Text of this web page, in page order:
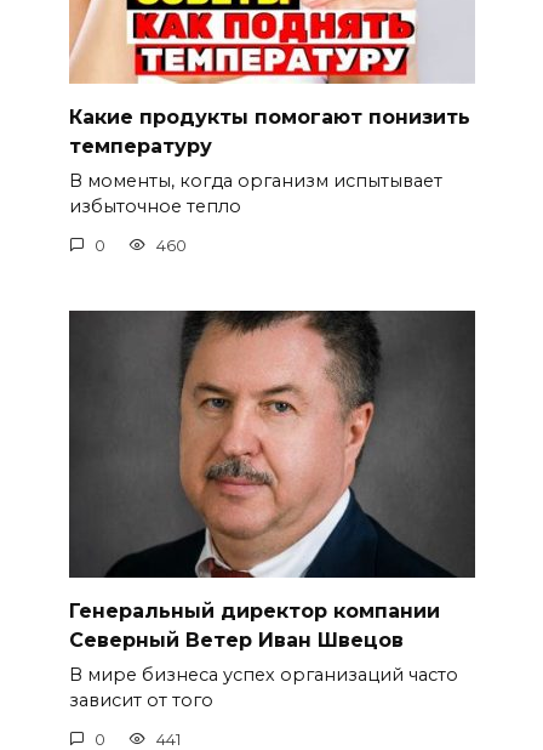
Какие продукты помогают понизить
температуру
В моменты, когда организм испытывает
избыточное тепло
0 460
Генеральный директор компании
Северный Ветер Иван Швецов
В мире бизнеса успех организаций часто
зависит от того
0 441